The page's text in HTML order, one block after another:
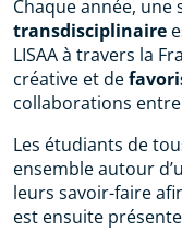
Chaque année, une
transdisciplinaire
LISAA à travers la
créative et de
collaborations
Les étudiants de
ensemble autour
leurs savoir-faire
est ensuite